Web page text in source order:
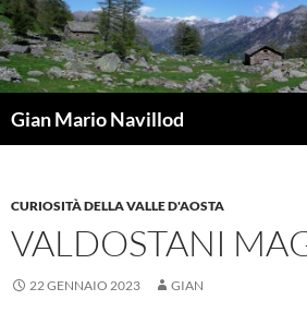
Vai
al
contenuto
Gian Mario Navillod
CURIOSITÀ DELLA VALLE D'AOSTA
VALDOSTANI
22 GENNAIO 2023 GIAN